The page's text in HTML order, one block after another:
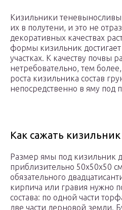
Кизильники
их в полутени, и это не
декоративных качествах
формы кизильник
участках. К качеству почвы
нетребовательно, тем
роста кизильника состав
непосредственно в яму под
Как сажать кизильник
Размер ямы под кизильник
приблизительно 50х50х50
обязательного
кирпича или гравия нужно
состава: по одной части
две части дерновой земли.